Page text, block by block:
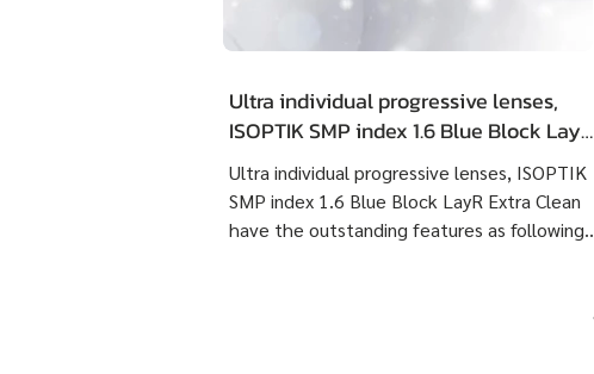
Ultra individual progressive lenses,
ISOPTIK SMP index 1.6 Blue Block LayR
Extra Clean have the outstanding
features as following :
Ultra individual progressive lenses, ISOPTIK
SMP index 1.6 Blue Block LayR Extra Clean
have the outstanding features as following :